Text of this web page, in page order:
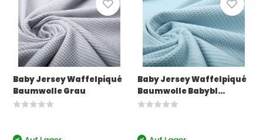
Baby Jersey Waffelpiqué
Baumwolle Grau
Baby Jersey Waffelpiqué
Baumwolle Babybl...